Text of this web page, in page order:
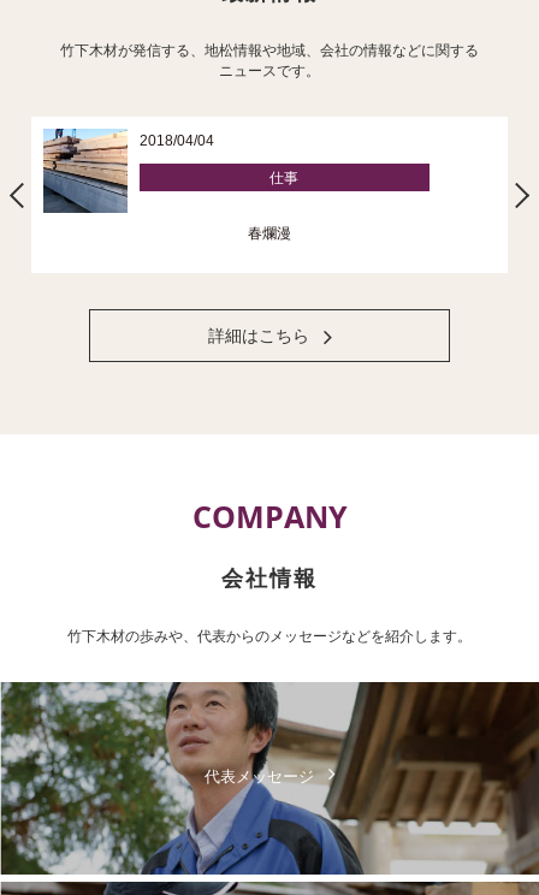
竹下木材が発信する、地松情報や地域、会社の情報などに関する
ニュースです。
2018/04/04
仕事
春爛漫
詳細はこちら
COMPANY
会社情報
竹下木材の歩みや、代表からのメッセージなどを紹介します。
代表メッセージ